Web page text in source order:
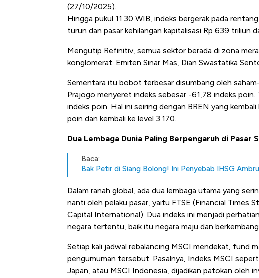
(27/10/2025).
Hingga pukul 11.30 WIB, indeks bergerak pada
turun dan pasar kehilangan kapitalisasi Rp 639 triliun
Mengutip Refinitiv, semua sektor berada di zona
konglomerat. Emiten Sinar Mas, Dian Swastatika
Sementara itu bobot terbesar disumbang oleh
Prajogo menyeret indeks sebesar -61,78 indeks
indeks poin. Hal ini seiring dengan BREN yang
poin dan kembali ke level 3.170.
Dua Lembaga Dunia Paling Berpengaruh di Pasar
Baca:
Bak Petir di Siang Bolong! Ini Penyebab IHSG
Dalam ranah global, ada dua lembaga utama yang
nanti oleh pelaku pasar, yaitu FTSE (Financial Times
Capital International). Dua indeks ini menjadi
negara tertentu, baik itu negara maju dan
Setiap kali jadwal rebalancing MSCI mendekat, fund
pengumuman tersebut. Pasalnya, Indeks MSCI
Japan, atau MSCI Indonesia, dijadikan patokan oleh